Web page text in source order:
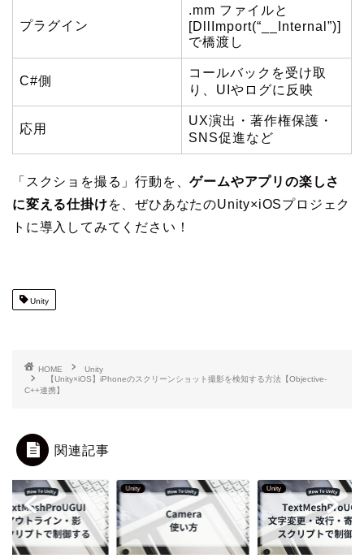
プラグイン
.mm ファイルと
[DllImport(“__Internal”)]
で橋渡し
C#側
コールバックを受け取
り、UIやログに反映
応用
UX演出・著作権保護・
SNS促進など
「スクショを撮る」行動を、ゲームやアプリの楽しさ
に変える仕掛けを、ぜひあなたのUnity×iOSプロジェク
トに導入してみてください！
Unity
HOME
Unity
【Unity×iOS】iPhoneのスクリーンショット撮影を検知する方法【Objective-
C++連携】
関連記事
Unity Unity